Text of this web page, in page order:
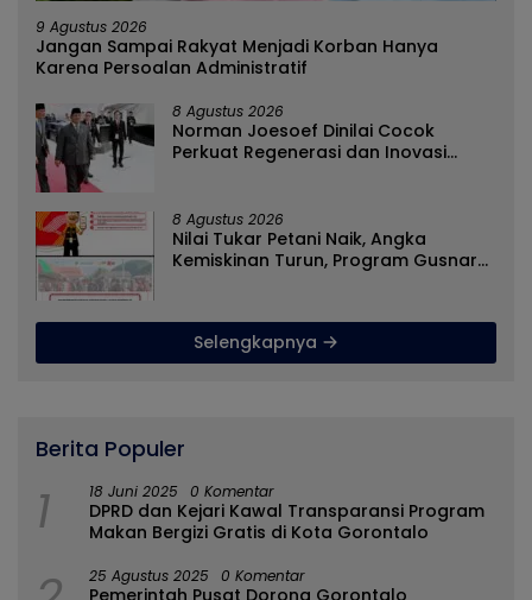
9 Agustus 2026
Jangan Sampai Rakyat Menjadi Korban Hanya
Karena Persoalan Administratif
8 Agustus 2026
Norman Joesoef Dinilai Cocok
Perkuat Regenerasi dan Inovasi
8 Agustus 2026
Nilai Tukar Petani Naik, Angka
Kemiskinan Turun, Program Gusnar-
Selengkapnya
Berita Populer
1 18 Juni 2025 0 Komentar
DPRD dan Kejari Kawal Transparansi Program
Makan Bergizi Gratis di Kota Gorontalo
25 Agustus 2025 0 Komentar